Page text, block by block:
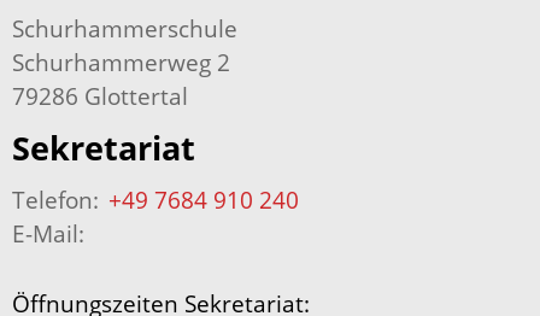
Schurhammerschule
Schurhammerweg 2
79286 Glottertal
Sekretariat
Telefon: +49 7684 910 240
E-Mail:
Öffnungszeiten Sekretariat: